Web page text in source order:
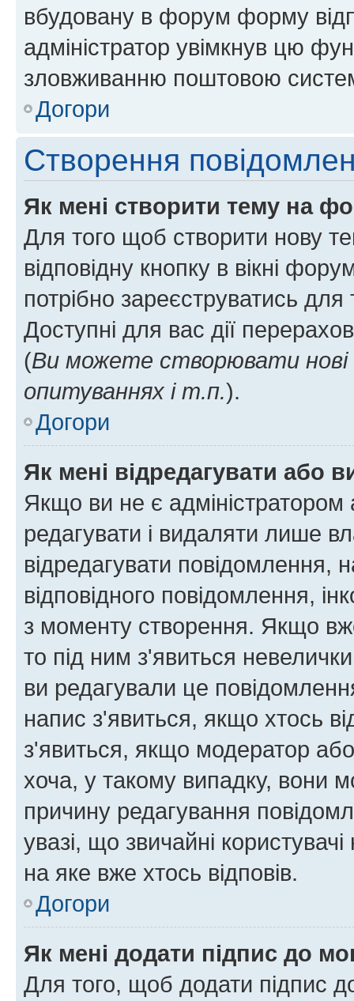
вбудовану в форум форму
адміністратор увімкнув цю
зловживанню поштовою
Догори
Створення
Як мені створити тему на
Для того щоб створити нову
відповідну кнопку в вікні
потрібно зареєструватись
Доступні для вас дії
(Ви можете створювати
опитуваннях і т.п.).
Догори
Як мені відредагувати або
Якщо ви не є
редагувати і видаляти лише
відредагувати повідомлення,
відповідного повідомлення,
з моменту створення. Якщо
то під ним з'явиться
ви редагували це
напис з'явиться, якщо хтось
з'явиться, якщо модератор
хоча, у такому випадку, вони
причину редагування
увазі, що звичайні
на яке вже хтось відповів.
Догори
Як мені додати підпис до
Для того, щоб додати підпис